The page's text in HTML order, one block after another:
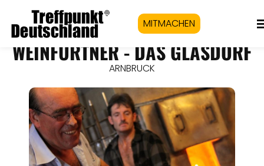
MITMACHEN
WEINFURTNER - DAS GLASDORF
ARNBRUCK